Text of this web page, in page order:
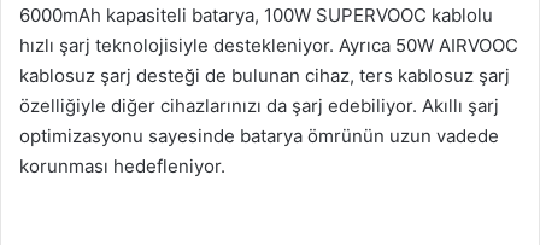
6000mAh kapasiteli batarya, 100W SUPERVOOC kablolu
hızlı şarj teknolojisiyle destekleniyor. Ayrıca 50W AIRVOOC
kablosuz şarj desteği de bulunan cihaz, ters kablosuz şarj
özelliğiyle diğer cihazlarınızı da şarj edebiliyor. Akıllı şarj
optimizasyonu sayesinde batarya ömrünün uzun vadede
korunması hedefleniyor.